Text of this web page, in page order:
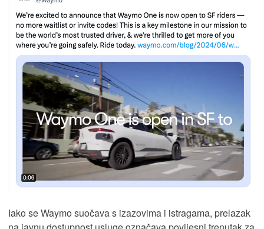
Iako se Waymo suočava s izazovima i istragama, prelazak